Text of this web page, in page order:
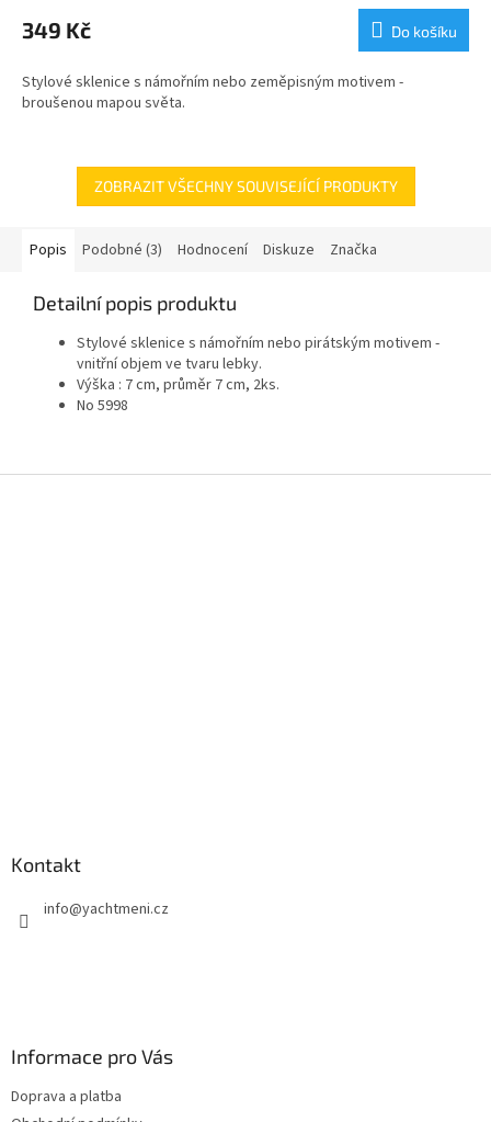
349 Kč Do košíku
Stylové sklenice s námořním nebo zeměpisným motivem -
broušenou mapou světa.
ZOBRAZIT VŠECHNY SOUVISEJÍCÍ PRODUKTY
Popis Podobné (3) Hodnocení Diskuze Značka
Detailní popis produktu
Stylové sklenice s námořním nebo pirátským motivem -
vnitřní objem ve tvaru lebky.
Výška : 7 cm, průměr 7 cm, 2ks.
No 5998
Kontakt
info@yachtmeni.cz
Informace pro Vás
Doprava a platba